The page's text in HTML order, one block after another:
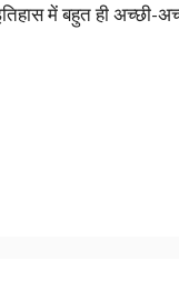
में बहुत ही अच्छी-